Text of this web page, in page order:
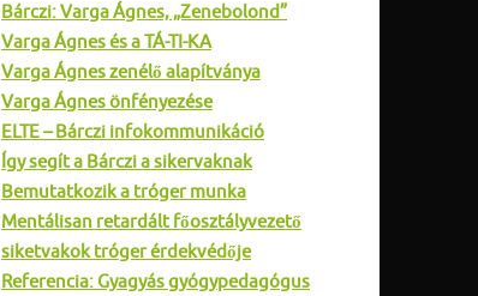
Bárczi: Varga Ágnes, „Zenebolond”
Varga Ágnes és a TÁ-TI-KA
Varga Ágnes zenélő alapítványa
Varga Ágnes önfényezése
ELTE – Bárczi infokommunikáció
Így segít a Bárczi a sikervaknak
Bemutatkozik a tróger munka
Mentálisan retardált főosztályvezető
siketvakok tróger érdekvédője
Referencia: Gyagyás gyógypedagógus